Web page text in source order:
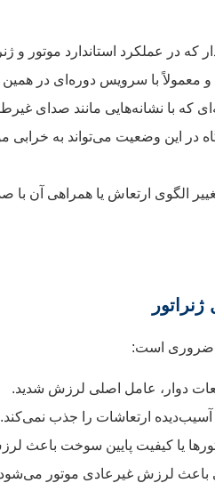
که در عملکرد استاندارد موتور و
و معمولاً با سرویس دوره‌ای در
که با نشانه‌هایی مانند صدای
این وضعیت می‌تواند به خرابی
الگوی ارتعاش یا همراهی آن با
ضروری است:
دوار، عامل اصلی لرزش شدید.
آسیب‌دیده ارتعاشات را جذب نمی‌کند.
یا کیفیت پایین سوخت باعث
باعث لرزش غیرعادی موتور